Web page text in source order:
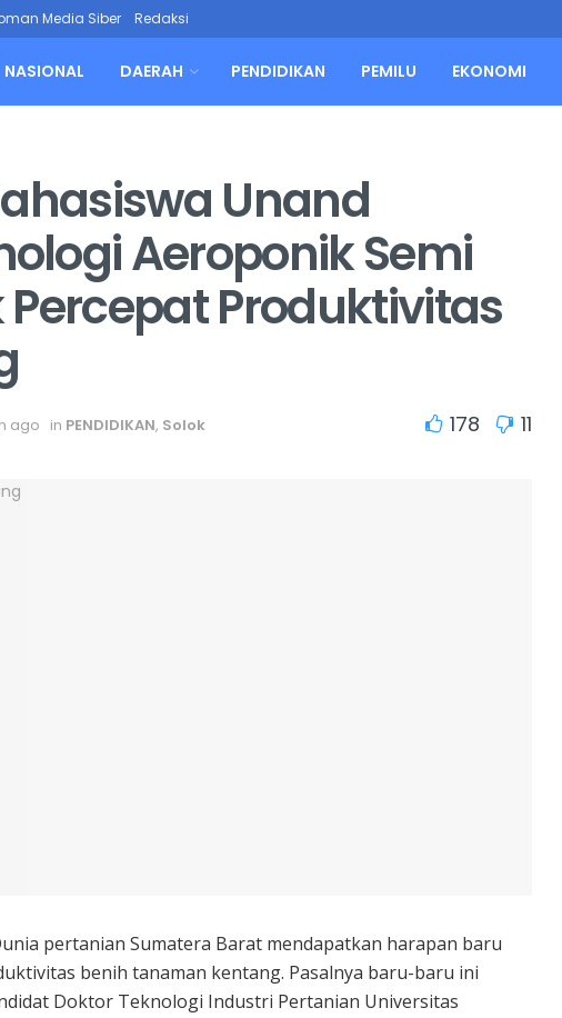
Media Siber Redaksi
NASIONAL DAERAH PENDIDIKAN PEMILU EKONOMI
Unand
Aeroponik Semi
Produktivitas
ago in PENDIDIKAN, Solok 178 11
pertanian Sumatera Barat mendapatkan harapan baru
benih tanaman kentang. Pasalnya baru-baru ini
Doktor Teknologi Industri Pertanian Universitas